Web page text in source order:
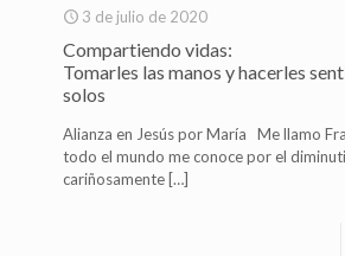
3 de julio de 2020
Compartiendo vidas:
Tomarles las manos y hacerles
solos
Alianza en Jesús por María Me llamo
todo el mundo me conoce por el
cariñosamente […]